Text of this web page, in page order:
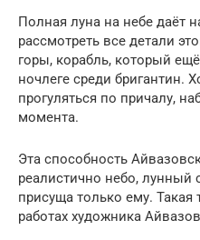
Полная луна на небе даёт
рассмотреть все детали
горы, корабль, который
ночлеге среди бригантин.
прогуляться по причалу,
момента.
Эта способность
реалистично небо, лунный
присуща только ему. Такая
работах художника